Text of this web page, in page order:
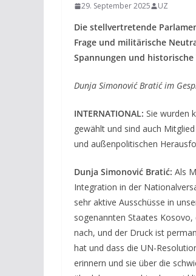
29. September 2025 UZ
Die stellvertretende
Frage und militärische
Spannungen und
Dunja Simonović Bratićim
INTERNATIONAL: Sie wurden
gewählt und sind auch
und außenpolitischen
Dunja Simonović Bratić: Als
Integration in der
sehr aktive Ausschüsse in
sogenannten Staates
nach, und der Druck ist
hat und dass die UN-
erinnern und sie über die